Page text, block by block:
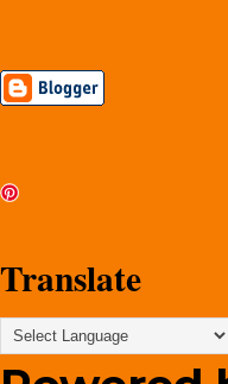
Translate